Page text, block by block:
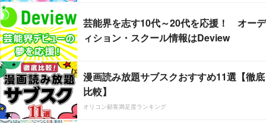
芸能界を志す10代～20代を応援！ オーデ
ィション・スクール情報はDeview
漫画読み放題サブスクおすすめ11選【徹底
比較】
オリコン顧客満足度ランキング